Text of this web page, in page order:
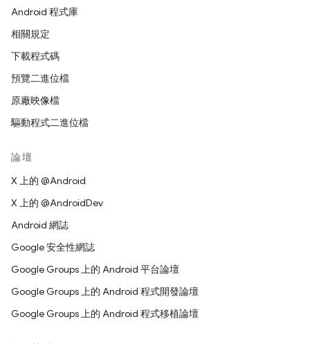
Android 程式庫
相關規定
下載程式碼
預覽二進位檔
原廠映像檔
驅動程式二進位檔
論壇
X 上的 @Android
X 上的 @AndroidDev
Android 網誌
Google 安全性網誌
Google Groups 上的 Android 平台論壇
Google Groups 上的 Android 程式開發論壇
Google Groups 上的 Android 程式移植論壇